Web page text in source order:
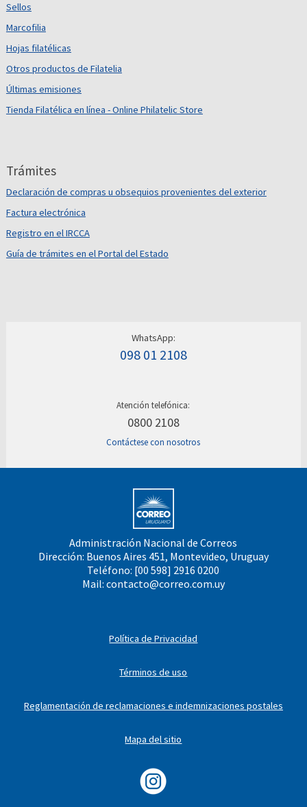
Sellos
Marcofilia
Hojas filatélicas
Otros productos de Filatelia
Últimas emisiones
Tienda Filatélica en línea - Online Philatelic Store
Trámites
Declaración de compras u obsequios provenientes del exterior
Factura electrónica
Registro en el IRCCA
Guía de trámites en el Portal del Estado
WhatsApp:
098 01 2108
Atención telefónica:
0800 2108
Contáctese con nosotros
Administración Nacional de Correos
Dirección: Buenos Aires 451, Montevideo, Uruguay
Teléfono: [00 598] 2916 0200
Mail: contacto@correo.com.uy
Política de Privacidad
Términos de uso
Reglamentación de reclamaciones e indemnizaciones postales
Mapa del sitio